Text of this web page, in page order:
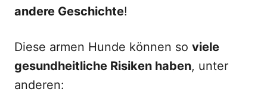
andere Geschichte!
Diese armen Hunde können so viele
gesundheitliche Risiken haben, unter
anderen: